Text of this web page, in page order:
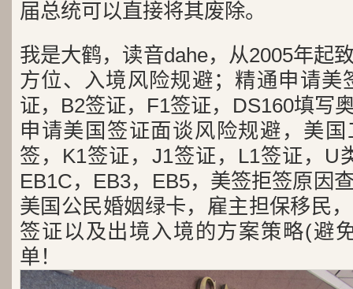
届总统可以直接将其废除。
我是大鹤，读音dahe，从2005年起
方位、入境风险规避；精通申请美
证，B2签证，F1签证，DS160填写
申请美国签证面谈风险规避，美
签，K1签证，J1签证，L1签证，U
EB1C，EB3，EB5，美签拒签原因
美国公民婚姻绿卡，雇主担保移民
签证以及出境入境的方案策略(避
单！